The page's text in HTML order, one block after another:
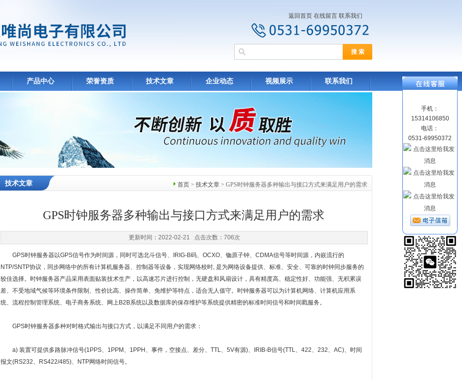
返回首页 在线留言 联系我们
产品中心 荣誉资质 技术文章 企业动态 视频展示 联系我们
首页 > 技术文章 > GPS时钟服务器多种输出与接口方式来满足用户的需求
技术文章
GPS时钟服务器多种输出与接口方式来满足用户的需求
更新时间：2022-02-21 点击次数：706次
GPS时钟服务器以GPS信号作为时间源，同时可选北斗信号、IRIG-B码、OCXO、铷原子钟、CDMA信号等时间源，内嵌流行的
NTP/SNTP协议，同步网络中的所有计算机服务器、控制器等设备，实现网络校时, 是为网络设备提供、标准、安全、可靠的时钟同步服务的
较佳选择。时钟服务器产品采用表面贴装技术生产，以高速芯片进行控制，无硬盘和风扇设计，具有精度高、稳定性好、功能强、无积累误
差、不受地域气候等环境条件限制、性价比高、操作简单、免维护等特点，适合无人值守。时钟服务器可以为计算机网络、计算机应用系
统、流程控制管理系统、电子商务系统、网上B2B系统以及数据库的保存维护等系统提供精密的标准时间信号和时间戳服务。
GPS时钟服务器多种对时格式输出与接口方式，以满足不同用户的需求：
a) 装置可提供多路脉冲信号(1PPS、1PPM、1PPH、事件，空接点、差分、TTL、5V有源)、IRIB-B信号(TTL、422、232、AC)、时间
报文(RS232、RS422/485)、NTP网络时间信号。
手机：
15314106850
电话：
0531-69950372